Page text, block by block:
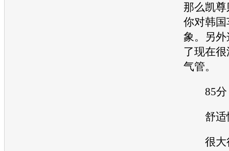
那么凯尊
你对韩
象。另
了现在
气管。
85分
舒适
很大